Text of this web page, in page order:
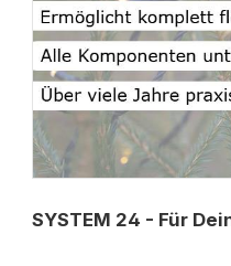
SYSTEM 24 - Für